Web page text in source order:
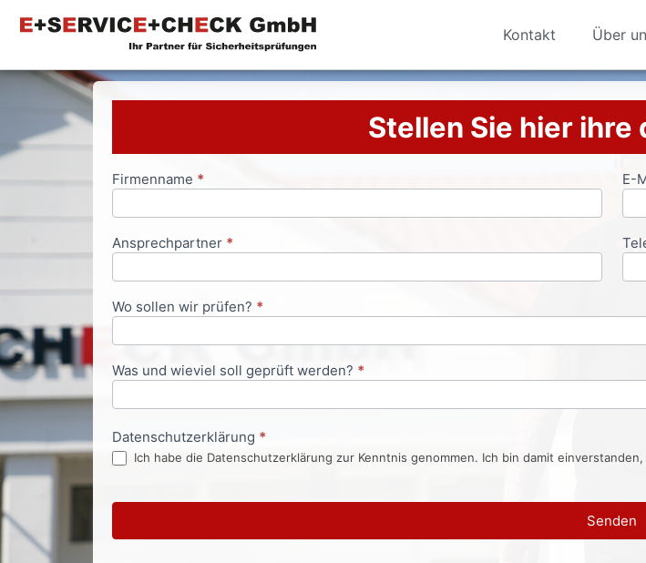
Kontakt Über
Stellen Sie hier
Anfrageformular
Firmenname * E-
Ansprechpartner *
Wo sollen wir prüfen? *
Was und wieviel soll geprüft werden? *
Datenschutzerklärung *
Ich habe die Datenschutzerklärung zur Kenntnis genommen. Ich bin damit
Senden